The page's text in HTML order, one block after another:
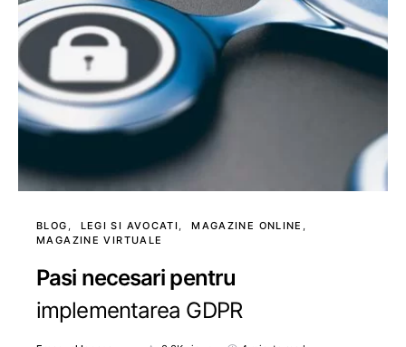
BLOG LEGI SI AVOCATI
MAGAZINE ONLINE
MAGAZINE VIRTUALE
Pasi necesari pentru
implementarea GDPR